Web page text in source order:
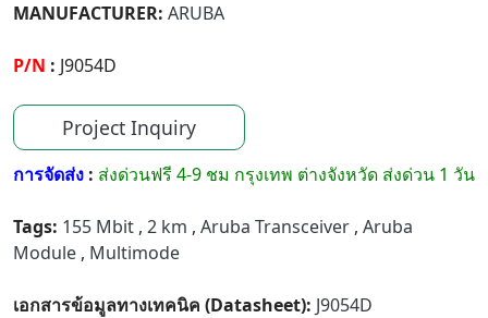
MANUFACTURER: ARUBA
P/N : J9054D
Project Inquiry
การจัดส่ง : ส่งด่วนฟรี 4-9 ชม กรุงเทพ ต่างจังหวัด ส่งด่วน 1 วัน
Tags: 155 Mbit , 2 km , Aruba Transceiver , Aruba
Module , Multimode
เอกสารข้อมูลทางเทคนิค (Datasheet): J9054D